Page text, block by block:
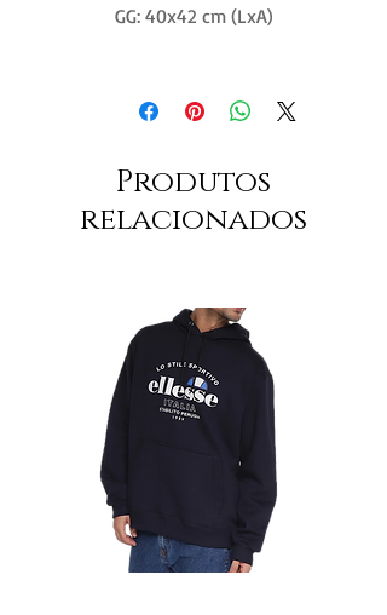
GG: 40x42 cm (LxA)
Produtos
relacionados